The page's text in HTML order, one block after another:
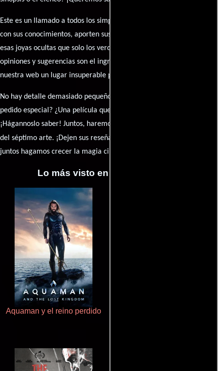
Este es un llamado a todos los simpatizantes del cine: contribuyan
con sus conocimientos, aporten sus descubrimientos y compartan
esas joyas ocultas que solo los verdaderos fanáticos conocen. Sus
opiniones y sugerencias son el ingrediente secreto que hará de
nuestra web un lugar insuperable para los amantes del celuloide.
No hay detalle demasiado pequeño ni opinión insignificante. ¿Algún
pedido especial? ¿Una película que sueñas con ver reseñada?
¡Hágannoslo saber! Juntos, haremos de esta comunidad el epicentro
del séptimo arte. ¡Dejen sus reseña en la
juntos hagamos crecer la magia cinematográfica!
Lo más visto en Cineyseries.net
Aquaman y el reino perdido